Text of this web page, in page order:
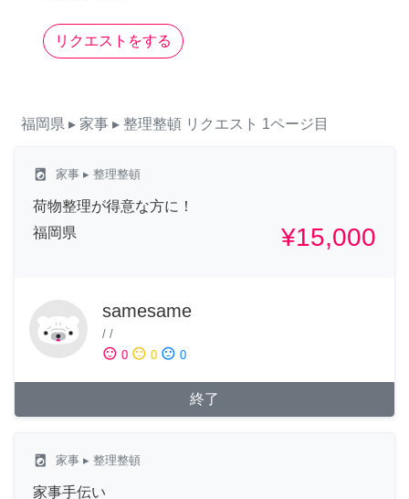
リクエストをする
福岡県 ▸ 家事 ▸ 整理整頓 リクエスト 1ページ目
local_laundry_service 家事 ▸ 整理整頓
荷物整理が得意な方に！
福岡県
¥15,000
samesame
/ /
sentiment_satisfied 0 sentiment_neutral 0 sentiment_dissatisfied 0
終了
local_laundry_service 家事 ▸ 整理整頓
家事手伝い